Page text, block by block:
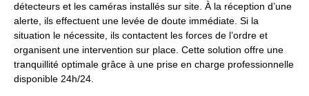
détecteurs et les caméras installés sur site. À la réception d’une
alerte, ils effectuent une levée de doute immédiate. Si la
situation le nécessite, ils contactent les forces de l’ordre et
organisent une intervention sur place. Cette solution offre une
tranquillité optimale grâce à une prise en charge professionnelle
disponible 24h/24.